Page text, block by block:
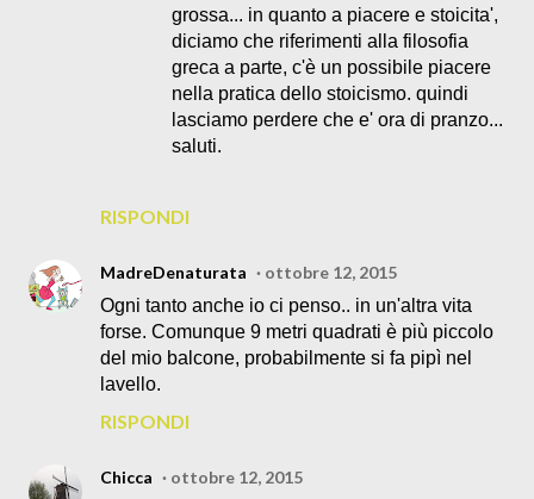
RISPONDI
grossa... in quanto a piacere e stoicita',
diciamo che riferimenti alla filosofia
greca a parte, c'è un possibile piacere
nella pratica dello stoicismo. quindi
lasciamo perdere che e' ora di pranzo...
saluti.
MadreDenaturata
ottobre 12, 2015
Ogni tanto anche io ci penso.. in un'altra vita
forse. Comunque 9 metri quadrati è più piccolo
del mio balcone, probabilmente si fa pipì nel
lavello.
RISPONDI
Chicca
ottobre 12, 2015